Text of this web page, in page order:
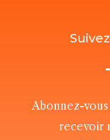
Abonnez-
recevoir